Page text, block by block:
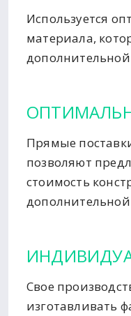
Используется
материала,
дополнительной
Прямые
позволяют
стоимость
Свое
изготавливать